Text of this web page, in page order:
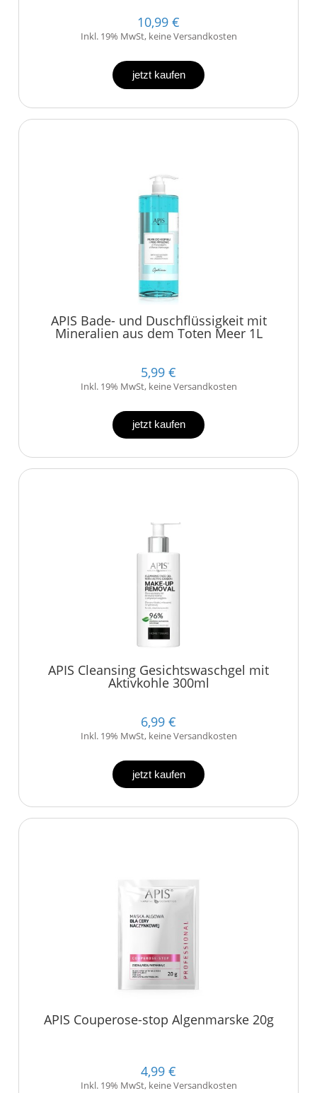
10,99 €
Inkl. 19% MwSt, keine Versandkosten
jetzt kaufen
APIS Bade- und Duschflüssigkeit mit
Mineralien aus dem Toten Meer 1L
5,99 €
Inkl. 19% MwSt, keine Versandkosten
jetzt kaufen
APIS Cleansing Gesichtswaschgel mit
Aktivkohle 300ml
6,99 €
Inkl. 19% MwSt, keine Versandkosten
jetzt kaufen
APIS Couperose-stop Algenmarske 20g
4,99 €
Inkl. 19% MwSt, keine Versandkosten